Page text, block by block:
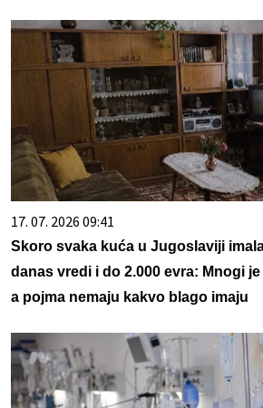
17. 07. 2026 09:41
Skoro svaka kuća u Jugoslaviji
danas vredi i do 2.000 evra: Mnogi
a pojma nemaju kakvo blago imaju